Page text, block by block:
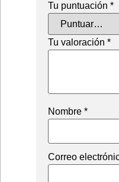
Tu puntuación *
Tu valoración *
Nombre *
Correo